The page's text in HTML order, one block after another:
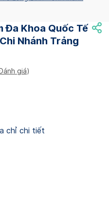
Đa Khoa Quốc Tế
Nhánh Trảng
giá)
chỉ chi tiết